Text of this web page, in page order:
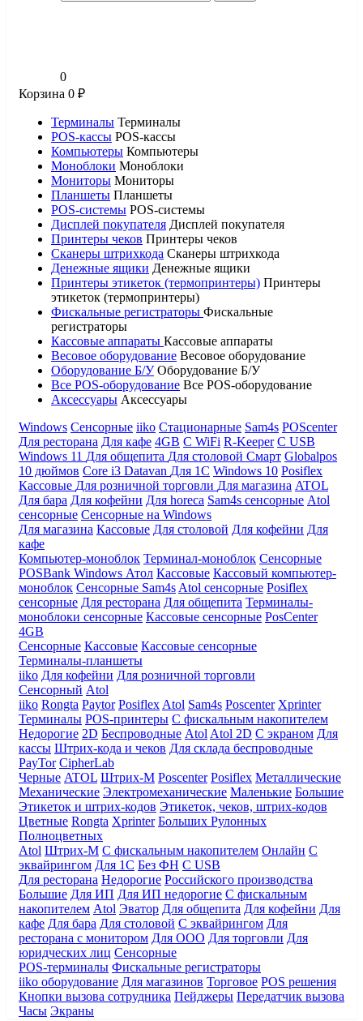
0
Корзина 0 ₽
Терминалы Терминалы
POS-кассы POS-кассы
Компьютеры Компьютеры
Моноблоки Моноблоки
Мониторы Мониторы
Планшеты Планшеты
POS-системы POS-системы
Дисплей покупателя Дисплей покупателя
Принтеры чеков Принтеры чеков
Сканеры штрихкода Сканеры штрихкода
Денежные ящики Денежные ящики
Принтеры этикеток (термопринтеры) Принтеры
этикеток (термопринтеры)
Фискальные регистраторы Фискальные
регистраторы
Кассовые аппараты Кассовые аппараты
Весовое оборудование Весовое оборудование
Оборудование Б/У Оборудование Б/У
Все POS-оборудование Все POS-оборудование
Аксессуары Аксессуары
Windows Сенсорные iiko Стационарные Sam4s POScenter
Для ресторана Для кафе 4GB С WiFi R-Keeper С USB
Windows 11 Для общепита Для столовой Смарт Globalpos
10 дюймов Core i3 Datavan Для 1С Windows 10 Posiflex
Кассовые Для розничной торговли Для магазина ATOL
Для бара Для кофейни Для horeca Sam4s сенсорные Atol
сенсорные Сенсорные на Windows
Для магазина Кассовые Для столовой Для кофейни Для
кафе
Компьютер-моноблок Терминал-моноблок Сенсорные
POSBank Windows Атол Кассовые Кассовый компьютер-
моноблок Сенсорные Sam4s Atol сенсорные Posiflex
сенсорные Для ресторана Для общепита Терминалы-
моноблоки сенсорные Кассовые сенсорные PosCenter
4GB
Сенсорные Кассовые Кассовые сенсорные
Терминалы-планшеты
iiko Для кофейни Для розничной торговли
Сенсорный Atol
iiko Rongta Paytor Posiflex Atol Sam4s Poscenter Xprinter
Терминалы POS-принтеры С фискальным накопителем
Недорогие 2D Беспроводные Atol Atol 2D С экраном Для
кассы Штрих-кода и чеков Для склада беспроводные
PayTor CipherLab
Черные ATOL Штрих-М Poscenter Posiflex Металлические
Механические Электромеханические Маленькие Большие
Этикеток и штрих-кодов Этикеток, чеков, штрих-кодов
Цветные Rongta Xprinter Больших Рулонных
Полноцветных
Atol Штрих-М С фискальным накопителем Онлайн С
эквайрингом Для 1С Без ФН С USB
Для ресторана Недорогие Российского производства
Большие Для ИП Для ИП недорогие С фискальным
накопителем Atol Эватор Для общепита Для кофейни Для
кафе Для бара Для столовой С эквайрингом Для
ресторана с монитором Для ООО Для торговли Для
юридческих лиц Сенсорные
POS-терминалы Фискальные регистраторы
iiko оборудование Для магазинов Торговое POS решения
Кнопки вызова сотрудника Пейджеры Передатчик вызова
Часы Экраны